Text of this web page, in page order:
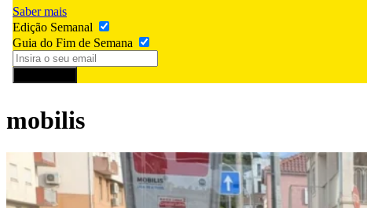
Saber mais
Edição Semanal
Guia do Fim de Semana
mobilis